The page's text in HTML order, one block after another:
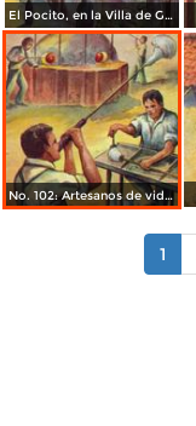
El Pocito, en la Villa de Guadalupe
No. 102: Artesanos de vidrio
1